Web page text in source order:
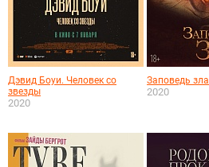
Дэвид Боуи. Человек со
звезды
2020
Заповедь зла
2020